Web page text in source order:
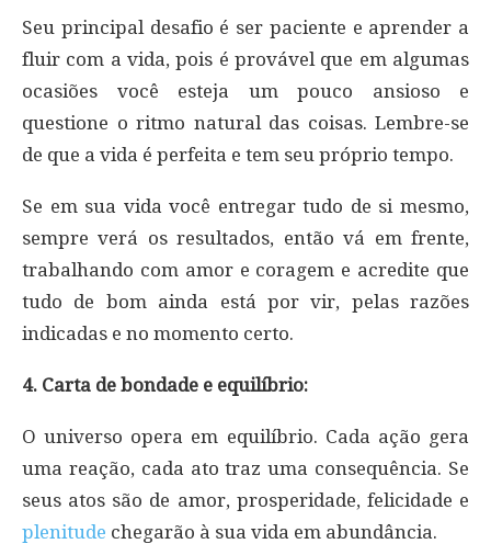
Seu principal desafio é ser paciente e aprender a
fluir com a vida, pois é provável que em algumas
ocasiões você esteja um pouco ansioso e
questione o ritmo natural das coisas. Lembre-se
de que a vida é perfeita e tem seu próprio tempo.
Se em sua vida você entregar tudo de si mesmo,
sempre verá os resultados, então vá em frente,
trabalhando com amor e coragem e acredite que
tudo de bom ainda está por vir, pelas razões
indicadas e no momento certo.
4. Carta de bondade e equilíbrio:
O universo opera em equilíbrio. Cada ação gera
uma reação, cada ato traz uma consequência. Se
seus atos são de amor, prosperidade, felicidade e
plenitude chegarão à sua vida em abundância.